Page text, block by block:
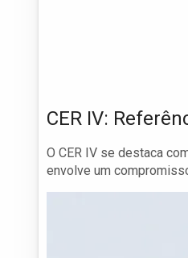
CER IV:
O CER IV se destaca
envolve um